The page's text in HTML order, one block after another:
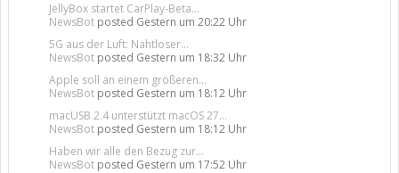
JellyBox startet CarPlay-Beta...
NewsBot posted Gestern um 20:22 Uhr
5G aus der Luft: Nahtloser...
NewsBot posted Gestern um 18:32 Uhr
Apple soll an einem größeren...
NewsBot posted Gestern um 18:12 Uhr
macUSB 2.4 unterstützt macOS 27...
NewsBot posted Gestern um 18:12 Uhr
Haben wir alle den Bezug zur...
NewsBot posted Gestern um 17:52 Uhr